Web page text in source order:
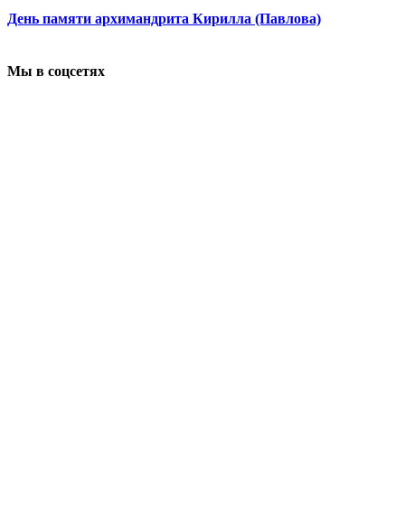
День памяти архимандрита Кирилла (Павлова)
Мы в соцсетях